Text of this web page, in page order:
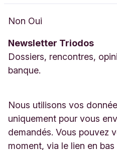
N
w
s
l
t
t
e
r
Non Oui
Newsletter Triodos
Dossiers, rencontres,
banque.
Nous utilisons vos
uniquement pour vous
demandés. Vous pouvez
moment, via le lien en